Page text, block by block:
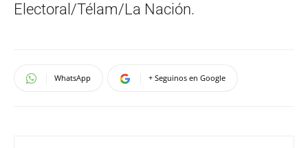
Electoral/Télam/La Nación.
WhatsApp + Seguinos en Google